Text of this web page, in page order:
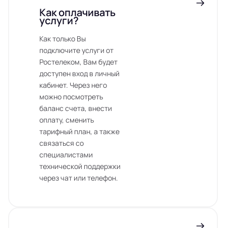
Как оплачивать
услуги?
Как только Вы
подключите услуги от
Ростелеком, Вам будет
доступен вход в личный
кабинет. Через него
можно посмотреть
баланс счета, внести
оплату, сменить
тарифный план, а также
связаться со
специалистами
технической поддержки
через чат или телефон.